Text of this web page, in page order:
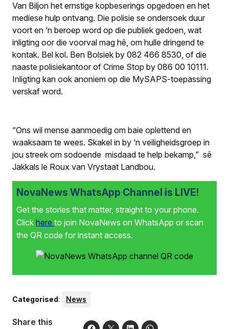
Van Biljon het ernstige kopbeserings opgedoen en het
mediese hulp ontvang. Die polisie se ondersoek duur
voort en ‘n beroep word op die publiek gedoen, wat
inligting oor die voorval mag hê, om hulle dringend te
kontak. Bel kol. Ben Bolsiek by 082 466 8530, of die
naaste polisiekantoor of Crime Stop by 086 00 10111.
Inligting kan ook anoniem op die MySAPS-toepassing
verskaf word.
“Ons wil mense aanmoedig om baie oplettend en
waaksaam te wees. Skakel in by ‘n veiligheidsgroep in
jou streek om sodoende misdaad te help bekamp,” sê
Jakkals le Roux van Vrystaat Landbou.
NovaNews WhatsApp Channel is LIVE!
Get the stories that matter, straight to your phone.
Click here to join NovaNews on WhatsApp or scan
the QR code for instant access.
Categorised: News
Share this